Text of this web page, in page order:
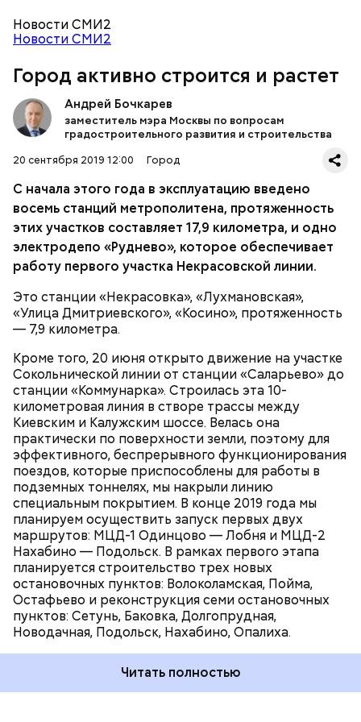
Новости СМИ2
Новости СМИ2
Город активно строится и растет
Андрей Бочкарев
заместитель мэра Москвы по вопросам
градостроительного развития и строительства
20 сентября 2019 12:00
Город
С начала этого года в эксплуатацию введено
восемь станций метрополитена, протяженность
этих участков составляет 17,9 километра, и одно
электродепо «Руднево», которое обеспечивает
работу первого участка Некрасовской линии.
Это станции «Некрасовка», «Лухмановская»,
«Улица Дмитриевского», «Косино», протяженность
— 7,9 километра.
Кроме того, 20 июня открыто движение на участке
Сокольнической линии от станции «Саларьево» до
станции «Коммунарка». Строилась эта 10-
километровая линия в створе трассы между
Киевским и Калужским шоссе. Велась она
практически по поверхности земли, поэтому для
эффективного, беспрерывного функционирования
поездов, которые приспособлены для работы в
подземных тоннелях, мы накрыли линию
специальным покрытием. В конце 2019 года мы
планируем осуществить запуск первых двух
маршрутов: МЦД-1 Одинцово — Лобня и МЦД-2
Нахабино — Подольск. В рамках первого этапа
планируется строительство трех новых
остановочных пунктов: Волоколамская, Пойма,
Остафьево и реконструкция семи остановочных
пунктов: Сетунь, Баковка, Долгопрудная,
Новодачная, Подольск, Нахабино, Опалиха.
С начала этого года в эксплуатацию введено восемь станций
метрополитена, протяженность этих участков составляет 17,9
километра / Фото: Пелагия Замятина / Вечерняя Москва
В рамках второго этапа, с 2020 по 2024 год,
предусмотрены основные объемы строительства и
реконструкции железнодорожной
инфраструктуры. Сейчас на участке Москва-
Пассажирская-Курская — Москва-Каланчевская
ведутся работы по устройству 3-го и 4-го главных
маршрута МЦД-2 Нахабино — Подольск. К запуску
движения на МЦД-1 в ноябре будет организовано
13 пересадок на станцобществоии метрополитена
и МЦК, на МЦД-2 — 16.
Продолжается работа по программе «Реновация»,
за весь период введено в эксплуатацию 47
объектов, из 47 построенных домов под заселение
передано 42 дома, начато переселение 14,7 тысячи
жителей. Сегодня ведется строительство по 122
объектам, 54 объекта находится в
Читать полностью
СТРОИТЕЛЬСТВО МЦД МЕТРО
Как рассказывает Житие, преподобный родился в
городке Патаре. С детства Николай проникся
проводил в храме, а по вечерам молился и читал
книги. Его дядя, епископ Николай Патарский, видя
Как гласит предание, совершая паломничество в
Иерусалим, Николай Чудотворец по просьбе
отчаявшихся путников молитвой успокоил
разбушевавшееся море.
А еще, удержав меч палача, святой Николай спас от
смерти трех мужей, невинно осужденных
корыстолюбивым градоначальником.
Понадобятся:
2-3 картофелины,
1 некрупное яблоко,
1 некрупный помидор,
2 корня сельдерея,
салатная заправка.
в салатник горкой и украсить веточками
сельдерея, кусочками свежих помидоров и
ломтиками яблок.